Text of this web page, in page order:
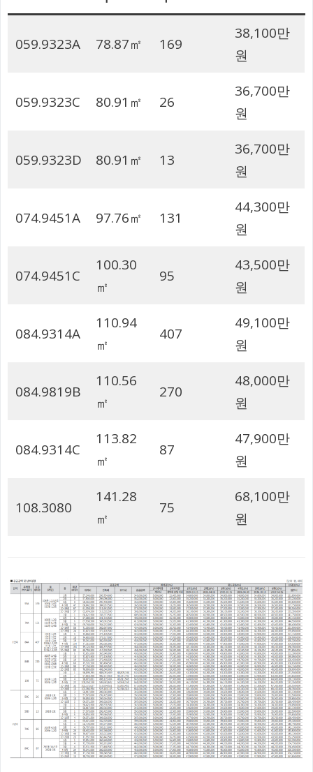
059.9323A 78.87㎡ 169
38,100만
원
059.9323C 80.91㎡ 26
36,700만
원
059.9323D 80.91㎡ 13
36,700만
원
074.9451A 97.76㎡ 131
44,300만
원
074.9451C
100.30
㎡
95
43,500만
원
084.9314A
110.94
㎡
407
49,100만
원
084.9819B
110.56
㎡
270
48,000만
원
084.9314C
113.82
㎡
87
47,900만
원
108.3080
141.28
㎡
75
68,100만
원